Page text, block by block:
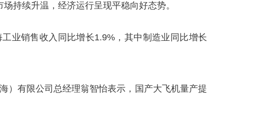
续升温，经济运行呈现平稳向好态势。
销售收入同比增长1.9%，其中制造业同比增长
有限公司总经理翁智怡表示，国产大飞机量产提